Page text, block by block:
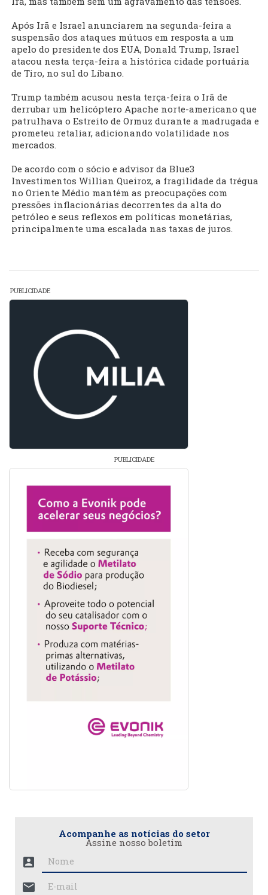
Após Irã e Israel anunciarem na segunda-feira a
suspensão dos ataques mútuos em resposta a um
apelo do presidente dos EUA, Donald Trump, Israel
atacou nesta terça-feira a histórica cidade portuária
de Tiro, no sul do Líbano.
Trump também acusou nesta terça-feira o Irã de
derrubar um helicóptero Apache norte-americano que
patrulhava o Estreito de Ormuz durante a madrugada e
prometeu retaliar, adicionando volatilidade nos
mercados.
De acordo com o sócio e advisor da Blue3
Investimentos Willian Queiroz, a fragilidade da trégua
no Oriente Médio mantém as preocupações com
pressões inflacionárias decorrentes da alta do
petróleo e seus reflexos em políticas monetárias,
principalmente uma escalada nas taxas de juros.
PUBLICIDADE
PUBLICIDADE
Acompanhe as notícias do setor
Assine nosso boletim
account_box
mail